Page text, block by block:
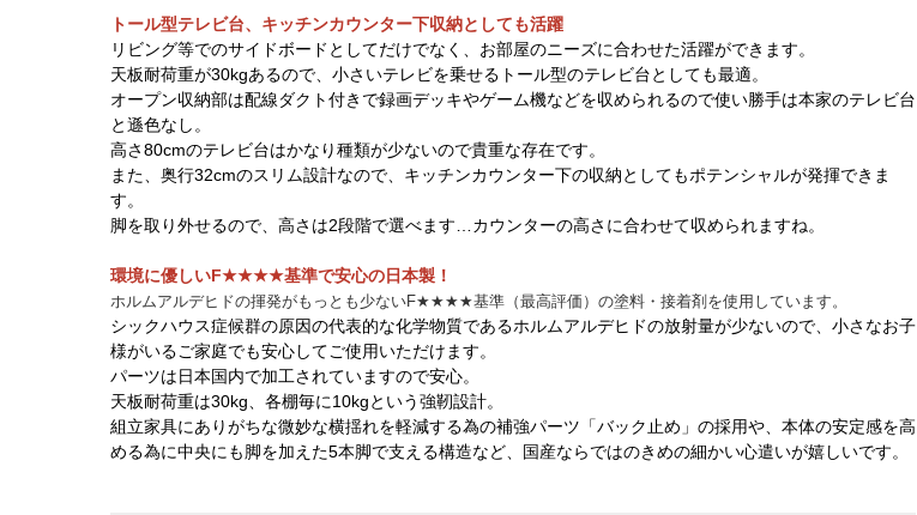
トール型テレビ台、キッチンカウンター下収納としても活躍
リビング等でのサイドボードとしてだけでなく、お部屋のニーズに合わせた活躍ができます。
天板耐荷重が30kgあるので、小さいテレビを乗せるトール型のテレビ台としても最適。
オープン収納部は配線ダクト付きで録画デッキやゲーム機などを収められるので使い勝手は本家のテレビ台
と遜色なし。
高さ80cmのテレビ台はかなり種類が少ないので貴重な存在です。
また、奥行32cmのスリム設計なので、キッチンカウンター下の収納としてもポテンシャルが発揮できま
す。
脚を取り外せるので、高さは2段階で選べます…カウンターの高さに合わせて収められますね。
環境に優しいF★★★★基準で安心の日本製！
ホルムアルデヒドの揮発がもっとも 少ないF★★★★基準（最高評価）の塗料・接着剤を使用しています。
シックハウス症候群の原因の代表的な化学物質であるホルムアルデヒドの放射量が少ないので、小さなお子
様がいるご家庭でも安心してご使用いただけます。
パーツは日本国内で加工されていますので安心。
天板耐荷重は30kg、各棚毎に10kgという強靭設計。
組立家具にありがちな微妙な横揺れを軽減する為の補強パーツ「バック止め」の採用や、本体の安定感を高
める為に中央にも脚を加えた5本脚で支える構造など、国産ならではのきめの細かい心遣いが嬉しいです。